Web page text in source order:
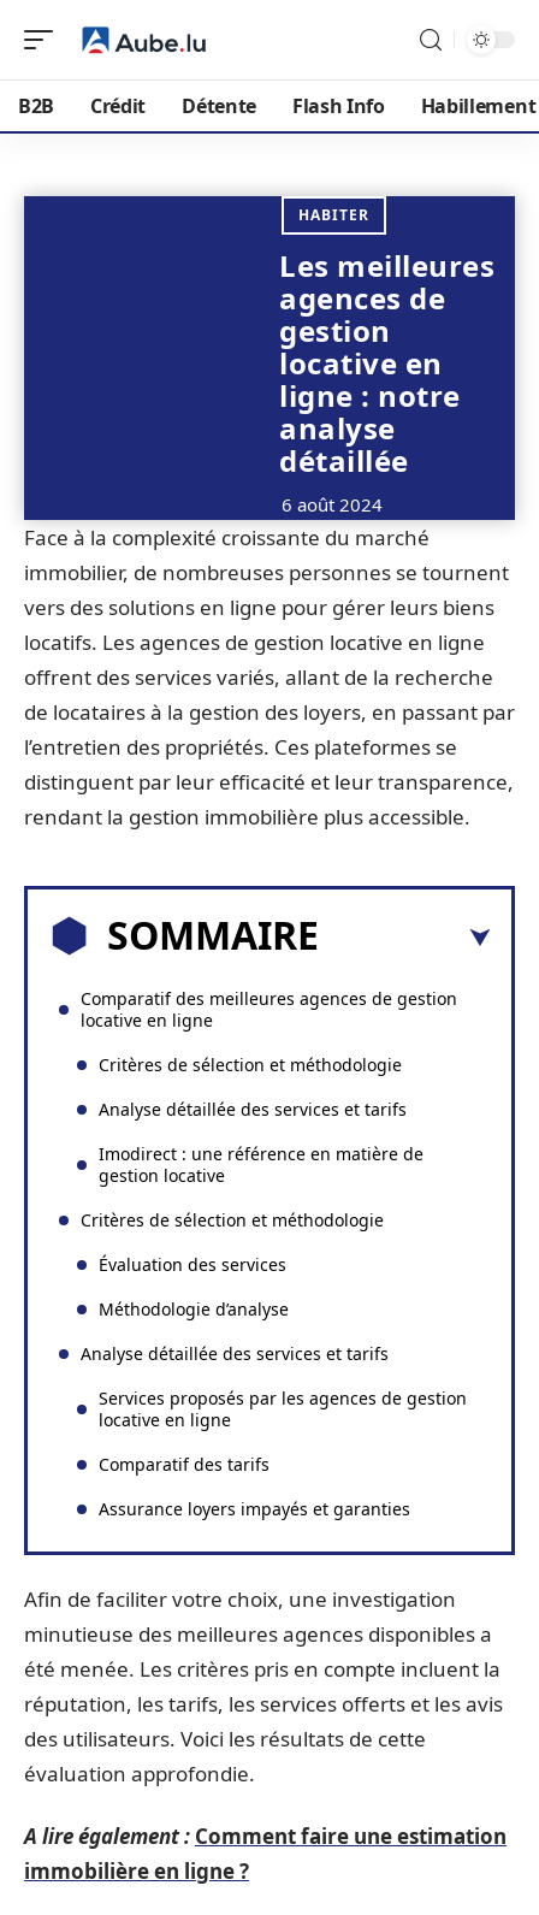
B2B Crédit Détente Flash Info Habillement
HABITER
Les meilleures
agences de
gestion
locative en
ligne : notre
analyse
détaillée
6 août 2024
Face à la complexité croissante du marché
immobilier, de nombreuses personnes se tournent
vers des solutions en ligne pour gérer leurs biens
locatifs. Les agences de gestion locative en ligne
offrent des services variés, allant de la recherche
de locataires à la gestion des loyers, en passant par
l’entretien des propriétés. Ces plateformes se
distinguent par leur efficacité et leur transparence,
rendant la gestion immobilière plus accessible.
SOMMAIRE
Comparatif des meilleures agences de gestion
locative en ligne
Critères de sélection et méthodologie
Analyse détaillée des services et tarifs
Imodirect : une référence en matière de
gestion locative
Critères de sélection et méthodologie
Évaluation des services
Méthodologie d’analyse
Analyse détaillée des services et tarifs
Services proposés par les agences de gestion
locative en ligne
Comparatif des tarifs
Assurance loyers impayés et garanties
Afin de faciliter votre choix, une investigation
minutieuse des meilleures agences disponibles a
été menée. Les critères pris en compte incluent la
réputation, les tarifs, les services offerts et les avis
des utilisateurs. Voici les résultats de cette
évaluation approfondie.
A lire également : Comment faire une estimation
immobilière en ligne ?